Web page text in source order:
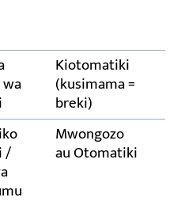
KusanidiKiotomatiki
(kusimama =
breki)
/
Mwongozo
au Otomatiki